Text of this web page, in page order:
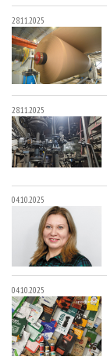
28.11.2025
28.11.2025
04.10.2025
04.10.2025